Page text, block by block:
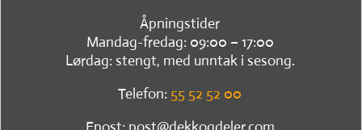
Åpningstider
Mandag-fredag: 09:00 – 17:00
Lørdag: stengt, med unntak i sesong.
Telefon: 55 52 52 00